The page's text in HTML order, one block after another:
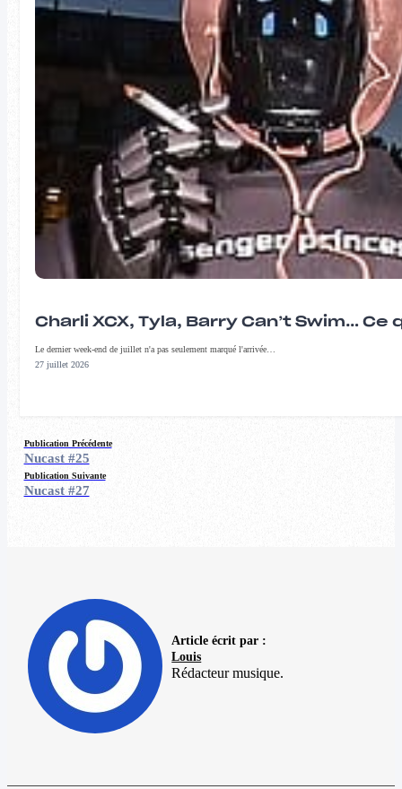
Charli XCX, Tyla, Barry Can’t Swim…
Le dernier week-end de juillet n'a pas seulement marqué l'arrivée…
27 juillet 2026
Publication Précédente
Nucast #25
Publication Suivante
Nucast #27
Article écrit par :
Louis
Rédacteur musique.